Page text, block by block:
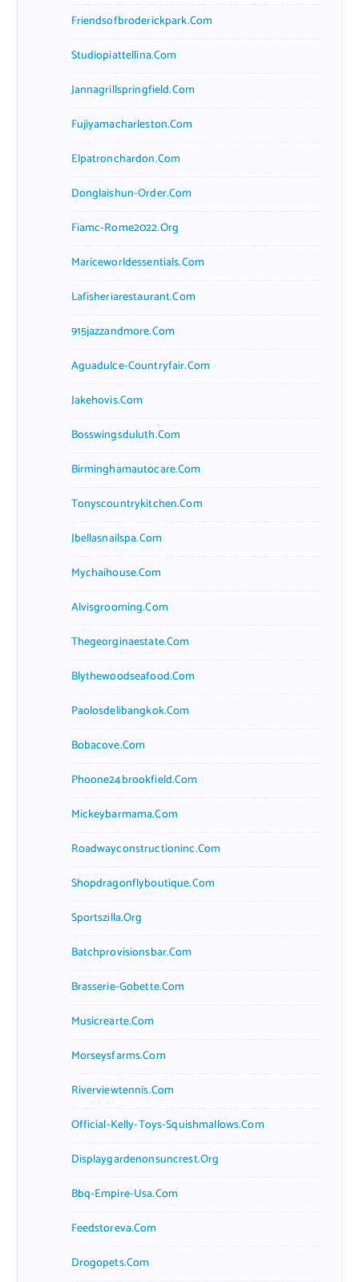
Friendsofbroderickpark.com
Studiopiattellina.com
Jannagrillspringfield.com
Fujiyamacharleston.com
Elpatronchardon.com
Donglaishun-Order.com
Fiamc-Rome2022.org
Mariceworldessentials.com
Lafisheriarestaurant.com
915jazzandmore.com
Aguadulce-Countryfair.com
Jakehovis.com
Bosswingsduluth.com
Birminghamautocare.com
Tonyscountrykitchen.com
Jbellasnailspa.com
Mychaihouse.com
Alvisgrooming.com
Thegeorginaestate.com
Blythewoodseafood.com
Paolosdelibangkok.com
Bobacove.com
Phoone24brookfield.com
Mickeybarmama.com
Roadwayconstructioninc.com
Shopdragonflyboutique.com
Sportszilla.org
Batchprovisionsbar.com
Brasserie-Gobette.com
Musicrearte.com
Morseysfarms.com
Riverviewtennis.com
Official-Kelly-Toys-Squishmallows.com
Displaygardenonsuncrest.org
Bbq-Empire-Usa.com
Feedstoreva.com
Drogopets.com